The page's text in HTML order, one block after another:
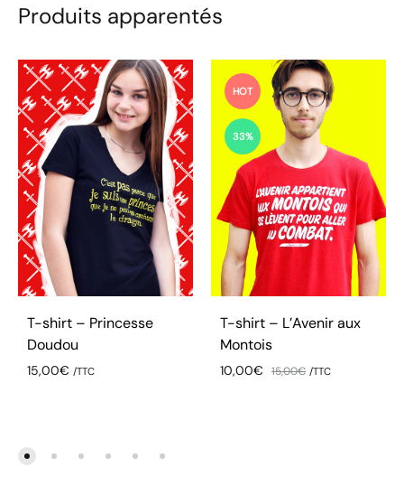
Produits apparentés
T-shirt – Princesse
Doudou
15,00€ /TTC
HOT
33%
T-shirt – L’Avenir aux
Montois
10,00€ 15,00€ /TTC